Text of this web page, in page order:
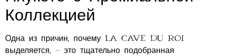
Коллекцией
Одна из причин, почему La Cave du Roi
выделяется, — это тщательно подобранная